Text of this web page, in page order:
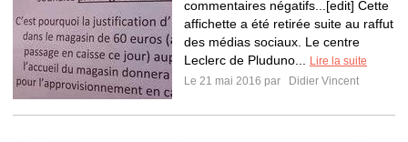
commentaires négatifs...[edit] Cette
affichette a été retirée suite au raffut
des médias sociaux. Le centre
Leclerc de Pluduno...
Lire la suite
Le 21 mai 2016 par
Didier Vincent